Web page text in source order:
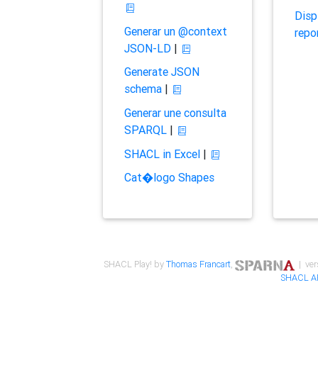
Generar un @context
JSON-LD|
Generate JSON
schema|
Generar une consulta
SPARQL|
SHACL in Excel|
Cat�logo Shapes
SHACL Play! byThomas Francart,
|
SHACL